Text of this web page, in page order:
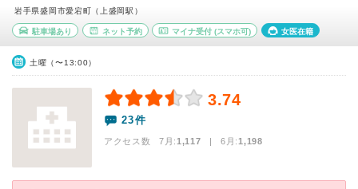
岩手県盛岡市愛宕町（上盛岡駅）
駐車場あり ネット予約 マイナ受付 (スマホ可) 女医在籍
土曜（〜13:00）
3.74
23件
アクセス数 7月:1,117 | 6月:1,198